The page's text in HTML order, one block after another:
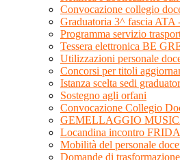
Convocazione collegio
Graduatoria 3^ fascia ATA
Programma servizio
Tessera elettronica BE
Utilizzazioni personale
Concorsi per titoli
Istanza scelta sedi
Sostegno agli orfani
Convocazione Collegio
GEMELLAGGIO
Locandina incontro
Mobilità del personale
Domande di